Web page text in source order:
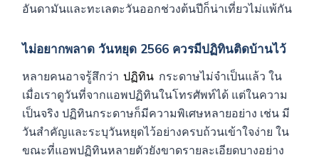
อันดามันและทะเลตะวันออกช่วงต้นปีก็น่าเที่ยวไม่แพ้กัน
ไม่อยากพลาด วันหยุด 2566 ควรมีปฏิทินติดบ้านไว้
หลายคนอาจรู้สึกว่า ปฏิทิน กระดาษไม่จำเป็นแล้ว ใน
เมื่อเราดูวันที่จากแอพปฏิทินในโทรศัพท์ได้ แต่ในความ
เป็นจริง ปฏิทินกระดาษก็มีความพิเศษหลายอย่าง เช่น มี
วันสำคัญและระบุวันหยุดไว้อย่างครบถ้วนเข้าใจง่าย ใน
ขณะที่แอพปฏิทินหลายตัวยังขาดรายละเอียดบางอย่าง